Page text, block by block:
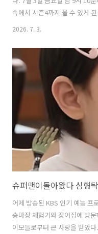
속에서 시즌4까지 올 수 있게
시즌4의 첫 방송을 '시청자계획
노포 근본, 반백년 넘은 집, 사
라 그 레시피를 물려받은 곳이
맛집을 소개하며 기대감을 높
전현무, 곽튜브가 첫 번째로 방
해 자세히 알아본다. 1. 전현무
2026. 7. 3.
어제 방송된 KBS 인기 예능 프
승마장 체험기와 장어집에 방
이모들로부터 큰 사랑을 받았